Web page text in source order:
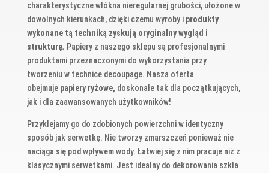
charakterystyczne włókna nieregularnej grubości, ułożone w
dowolnych kierunkach, dzięki czemu wyroby iprodukty
wykonane tą techniką zyskują oryginalny wygląd i
strukturę. Papiery z naszego sklepu są profesjonalnymi
produktami przeznaczonymi do wykorzystania przy
tworzeniu w technice decoupage. Nasza oferta
obejmuje papiery ryżowe, doskonałe tak dla początkujących,
jak i dla zaawansowanych użytkowników!
Przyklejamy go do zdobionych powierzchni w identyczny
sposób jak serwetkę. Nie tworzy zmarszczeń ponieważ nie
naciąga się pod wpływem wody. Łatwiej się z nim pracuje niż z
klasycznymi serwetkami. Jest idealny do dekorowania szkła